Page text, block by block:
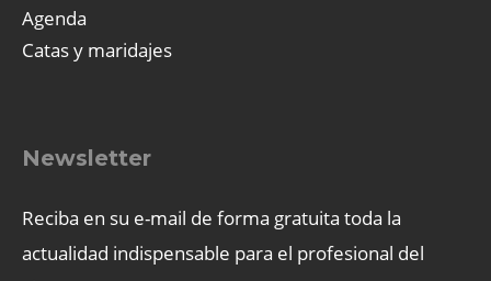
Agenda
Catas y maridajes
Newsletter
Reciba en su e-mail de forma gratuita toda la
actualidad indispensable para el profesional del